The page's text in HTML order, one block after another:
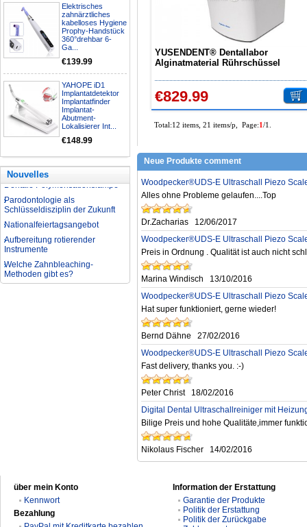
Elektrisches
zahnärztliches
kabelloses Hygiene
Prophy-Handstück
360°drehbar 6-
Ga...
€139.99
YAHOPE iD1
Implantatdetektor
Implantatfinder
Implantat-
Abutment-
Lokalisierer Int...
€148.99
Nouvelles
Was ist bei der Aufbereitung von
Hand- und Winkelstücken zu
beachten?
Wie können erhöhte
Koloniezahlen im Wasser
dauerhaft reduziert werden?
zahnarzt Ultraschallgerätes zu
beachten?
Zahnaufhellung FAQ
Was ist Medical Dental
Tourismus und wie es Ihnen
Behandlung Dental Unfälle
Dentale Polymerisationslampe
Parodontologie als
Schlüsseldisziplin der Zukunft
Nationalfeiertagsangebot
Aufbereitung rotierender
Instrumente
Welche Zahnbleaching-
Methoden gibt es?
Was ist bei der Aufbereitung von
YUSENDENT® Dentallabor
Alginatmaterial Rührschüssel
€829.99
Total:12 items, 21 items/p, Page:1/1.
Neue Produkte comment
Woodpecker®UDS-E Ultraschall Piezo
Alles ohne Probleme gelaufen....Top
Dr.Zacharias
12/06/2017
Woodpecker®UDS-E Ultraschall Piezo
Preis in Ordnung . Qualität ist auch nicht
Marina Windisch
13/10/2016
Woodpecker®UDS-E Ultraschall Piezo
Hat super funktioniert, gerne wieder!
Bernd Dähne
27/02/2016
Woodpecker®UDS-E Ultraschall Piezo
Fast delivery, thanks you. :-)
Peter Christ
18/02/2016
Digital Dental Ultraschallreiniger‎ mit
Bilige Preis und hohe Qualitäte,immer
Nikolaus Fischer 14/02/2016
über mein Konto
Kennwort
Bezahlung
Information der Erstattung
Garantie der Produkte
Politik der Erstattung
Politik der Zurückgabe